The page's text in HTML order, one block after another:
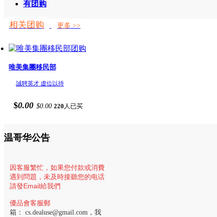
有团购
相关团购 更多 >>
唯美集團移民部
誠聘英才 虛位以待
$0.00 $0.00 220 人已买
温哥华公告
因客服繁忙， 如果您付款或消費
遇到問題，未及時接聽您的电话
請發Email給我們
優品會客服郵
箱： cs.dealuse@gmail.com ，我